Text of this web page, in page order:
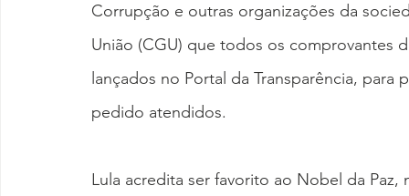
Corrupção e outras organizações da
União (CGU) que todos os comprovantes
lançados no Portal da Transparência,
pedido atendidos.
Lula acredita ser favorito ao Nobel da